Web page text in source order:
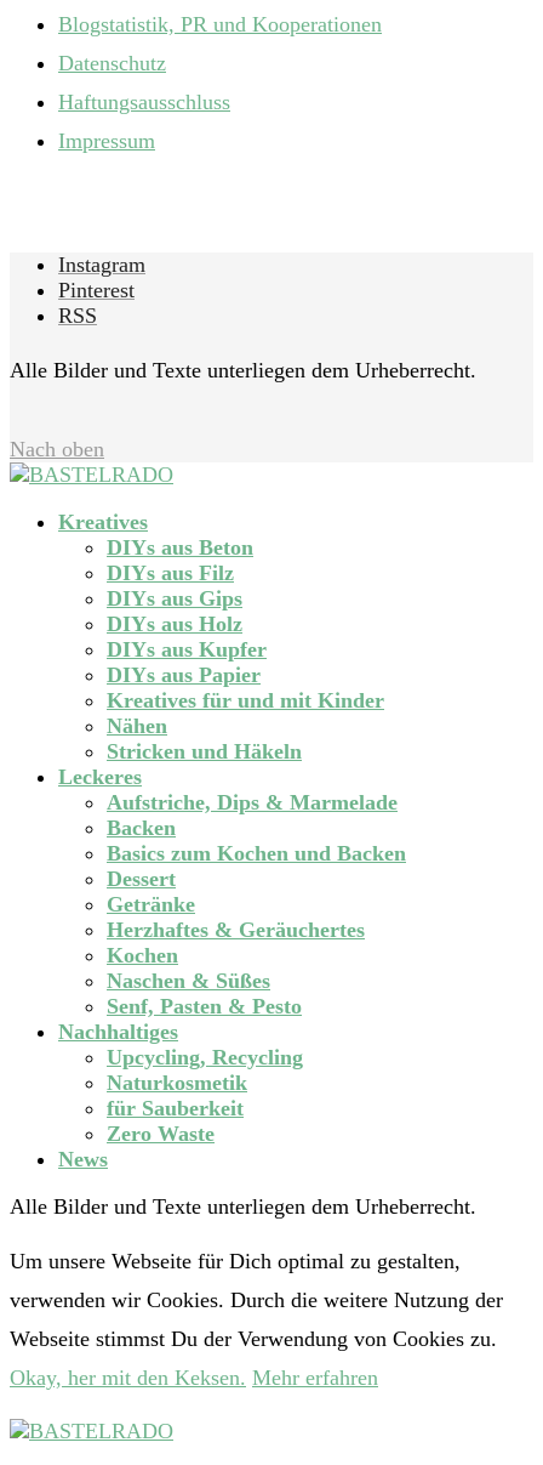
Blogstatistik, PR und Kooperationen
Datenschutz
Haftungsausschluss
Impressum
Instagram
Pinterest
RSS
Alle Bilder und Texte unterliegen dem Urheberrecht.
Nach oben
Kreatives
DIYs aus Beton
DIYs aus Filz
DIYs aus Gips
DIYs aus Holz
DIYs aus Kupfer
DIYs aus Papier
Kreatives für und mit Kinder
Nähen
Stricken und Häkeln
Leckeres
Aufstriche, Dips & Marmelade
Backen
Basics zum Kochen und Backen
Dessert
Getränke
Herzhaftes & Geräuchertes
Kochen
Naschen & Süßes
Senf, Pasten & Pesto
Nachhaltiges
Upcycling, Recycling
Naturkosmetik
für Sauberkeit
Zero Waste
News
Alle Bilder und Texte unterliegen dem Urheberrecht.
Um unsere Webseite für Dich optimal zu gestalten,
verwenden wir Cookies. Durch die weitere Nutzung der
Webseite stimmst Du der Verwendung von Cookies zu.
Okay, her mit den Keksen. Mehr erfahren